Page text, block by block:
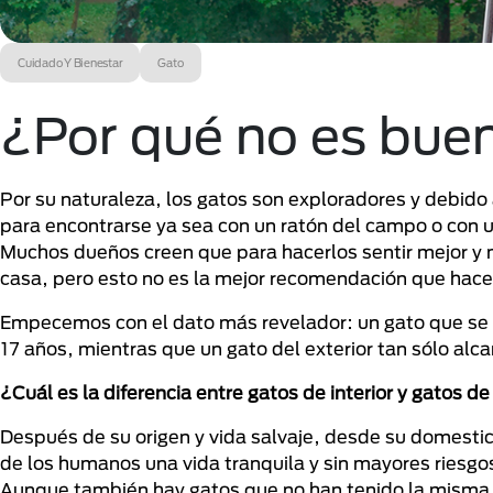
Cuidado Y Bienestar Gato
¿Por qué no es
Por su naturaleza, los gatos son exploradores y
para encontrarse ya sea con un ratón del campo o
Muchos dueños creen que para hacerlos sentir mejor
casa, pero esto no es la mejor recomendación que
Empecemos con el dato más revelador: un gato que
17 años, mientras que un gato del exterior tan sólo
¿Cuál es la diferencia entre gatos de interior y gatos
Después de su origen y vida salvaje, desde su
de los humanos una vida tranquila y sin mayores